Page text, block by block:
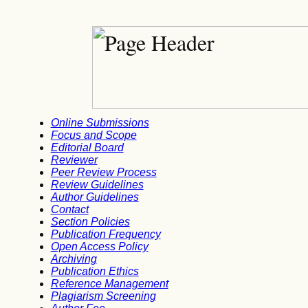
Online Submissions
Focus and Scope
Editorial Board
Reviewer
Peer Review Process
Review Guidelines
Author Guidelines
Contact
Section Policies
Publication Frequency
Open Access Policy
Archiving
Publication Ethics
Reference Management
Plagiarism Screening